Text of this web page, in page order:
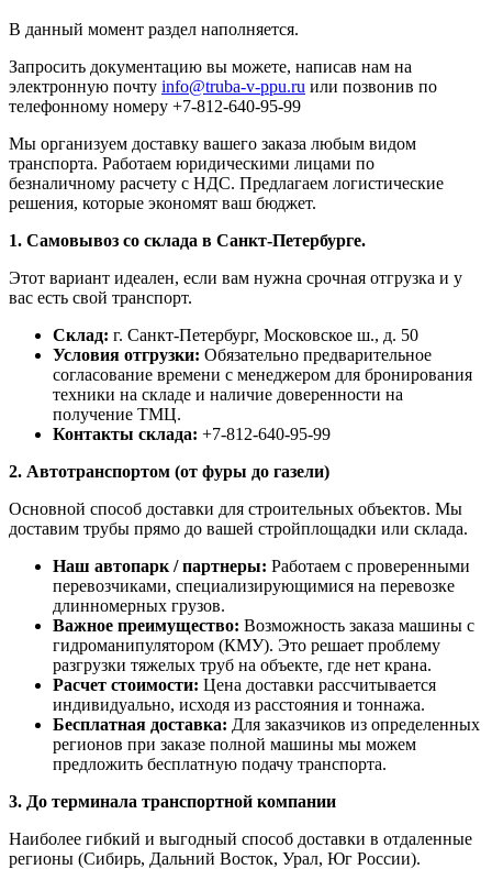
В данный момент раздел наполняется.
Запросить документацию вы можете, написав нам на
электронную почту info@truba-v-ppu.ru или позвонив по
телефонному номеру +7-812-640-95-99
Мы организуем доставку вашего заказа любым видом
транспорта. Работаем юридическими лицами по
безналичному расчету с НДС. Предлагаем логистические
решения, которые экономят ваш бюджет.
1. Самовывоз со склада в Санкт-Петербурге.
Этот вариант идеален, если вам нужна срочная отгрузка и у
вас есть свой транспорт.
Склад: г. Санкт-Петербург, Московское ш., д. 50
Условия отгрузки: Обязательно предварительное
согласование времени с менеджером для бронирования
техники на складе и наличие доверенности на
получение ТМЦ.
Контакты склада: +7-812-640-95-99
2. Автотранспортом (от фуры до газели)
Основной способ доставки для строительных объектов. Мы
доставим трубы прямо до вашей стройплощадки или склада.
Наш автопарк / партнеры: Работаем с проверенными
перевозчиками, специализирующимися на перевозке
длинномерных грузов.
Важное преимущество: Возможность заказа машины с
гидроманипулятором (КМУ). Это решает проблему
разгрузки тяжелых труб на объекте, где нет крана.
Расчет стоимости: Цена доставки рассчитывается
индивидуально, исходя из расстояния и тоннажа.
Бесплатная доставка: Для заказчиков из определенных
регионов при заказе полной машины мы можем
предложить бесплатную подачу транспорта.
3. До терминала транспортной компании
Наиболее гибкий и выгодный способ доставки в отдаленные
регионы (Сибирь, Дальний Восток, Урал, Юг России).